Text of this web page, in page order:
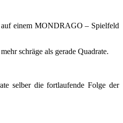
auf einem MONDRAGO – Spielfeld
schräge als gerade Quadrate.
selber die fortlaufende Folge der